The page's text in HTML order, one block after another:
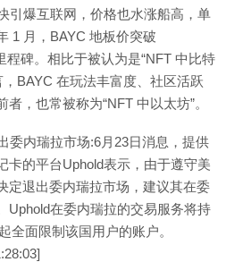
引爆互联网，价格也水涨船高，单
1 月，BAYC 地板价突破
程碑。相比于被认为是“NFT 中比特
BAYC 在玩法丰富度、社区活跃
，也常被称为“NFT 中以太坊”。
委内瑞拉市场:6月23日消息，提供
卡的平台Uphold表示，由于遵守美
定退出委内瑞拉市场，建议其在委
Uphold在委内瑞拉的交易服务将持
全面限制该国用户的账户。